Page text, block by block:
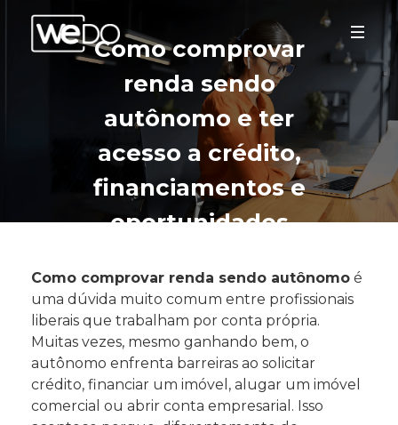
Como comprovar
renda sendo
autônomo e ter
acesso a crédito,
financiamentos e
oportunidades
Como comprovar renda sendo autônomo é
uma dúvida muito comum entre profissionais
liberais que trabalham por conta própria.
Muitas vezes, mesmo ganhando bem, o
autônomo enfrenta barreiras ao solicitar
crédito, financiar um imóvel, alugar um imóvel
comercial ou abrir conta empresarial. Isso